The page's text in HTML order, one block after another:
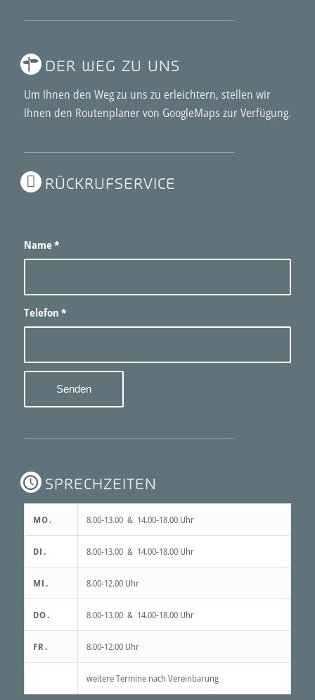
DER WEG ZU UNS
Um Ihnen den Weg zu uns zu erleichtern, stellen wir
Ihnen den Routenplaner von GoogleMaps zur Verfügung.
RÜCKRUFSERVICE
Name*
Telefon *
SPRECHZEITEN
MO. 8.00-13.00 & 14.00-18.00 Uhr
DI. 8.00-13.00 & 14.00-18.00 Uhr
MI. 8.00-12.00 Uhr
DO. 8.00-13.00 & 14.00-18.00 Uhr
FR. 8.00-12.00 Uhr
weitere Termine nach Vereinbarung